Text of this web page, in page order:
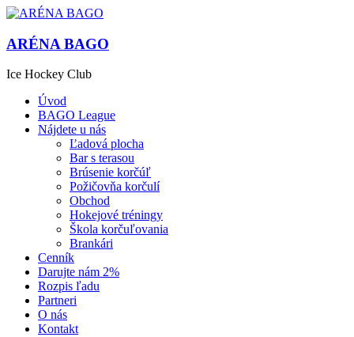
ARÉNA BAGO
Ice Hockey Club
Úvod
BAGO League
Nájdete u nás
Ľadová plocha
Bar s terasou
Brúsenie korčúľ
Požičovňa korčulí
Obchod
Hokejové tréningy
Škola korčuľovania
Brankári
Cenník
Darujte nám 2%
Rozpis ľadu
Partneri
O nás
Kontakt